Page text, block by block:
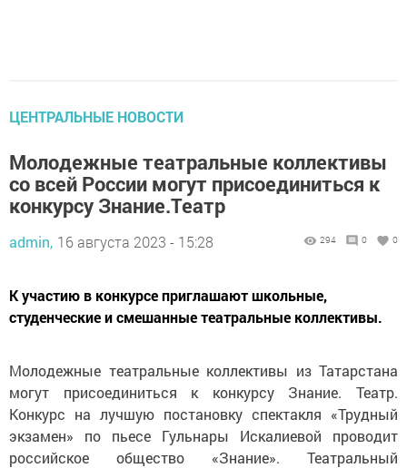
ЦЕНТРАЛЬНЫЕ НОВОСТИ
Молодежные театральные коллективы
со всей России могут присоединиться к
конкурсу Знание.Театр
admin, 16 августа 2023 - 15:28 294 0 0
К участию в конкурсе приглашают школьные,
студенческие и смешанные театральные коллективы.
Молодежные театральные коллективы из Татарстана
могут присоединиться к конкурсу Знание. Театр.
Конкурс на лучшую постановку спектакля «Трудный
экзамен» по пьесе Гульнары Искалиевой проводит
российское общество «Знание». Театральный